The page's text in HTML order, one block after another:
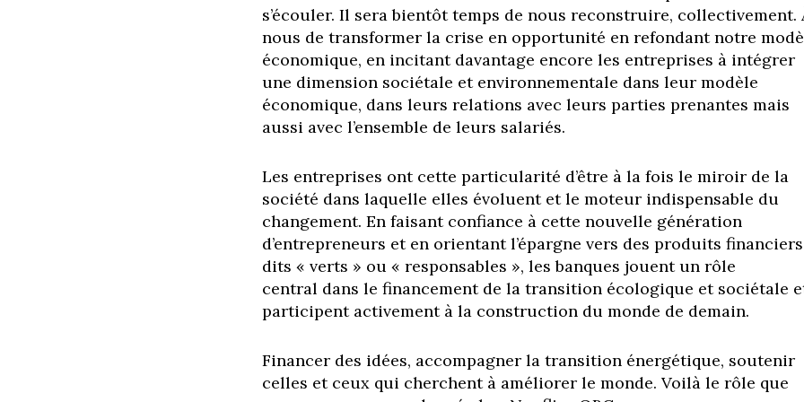
s’écouler. Il sera bientôt temps de nous reconstruire, collectivement.
nous de transformer la crise en opportunité en refondant notre
économique, en incitant davantage encore les entreprises à intégrer
une dimension sociétale et environnementale dans leur modèle
économique, dans leurs relations avec leurs parties prenantes mais
aussi avec l’ensemble de leurs salariés.
Les entreprises ont cette particularité d’être à la fois le miroir de la
société dans laquelle elles évoluent et le moteur indispensable du
changement. En faisant confiance à cette nouvelle génération
d’entrepreneurs et en orientant l’épargne vers des produits financiers
dits « verts » ou « responsables », les banques jouent un rôle
central dans le financement de la transition écologique et sociétale
participent activement à la construction du monde de demain.
Financer des idées, accompagner la transition énergétique, soutenir
celles et ceux qui cherchent à améliorer le monde. Voilà le rôle que